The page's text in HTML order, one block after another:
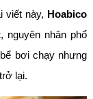
viết này, Hoabico
nguyên nhân phổ
bơi chạy nhưng
lại.